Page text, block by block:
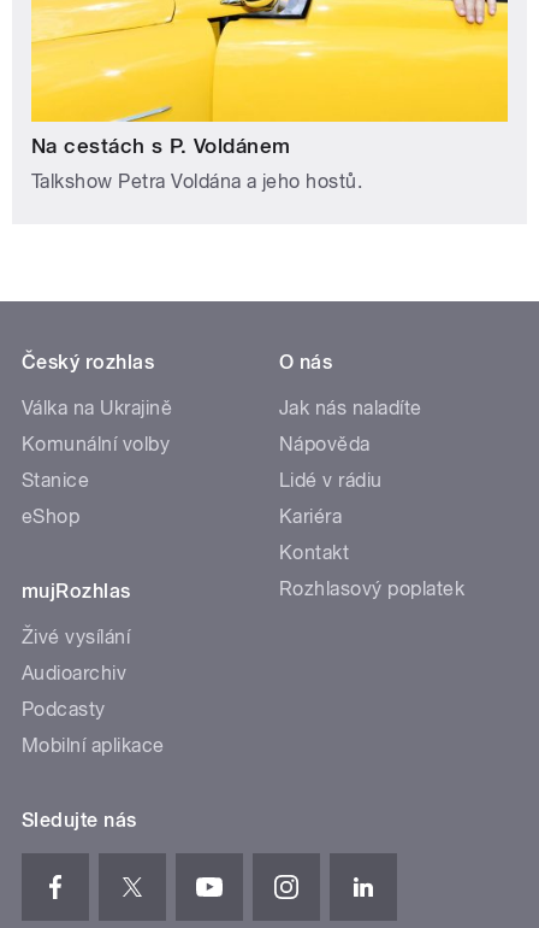
Na cestách s P. Voldánem
Talkshow Petra Voldána a jeho hostů.
Český rozhlas
Válka na Ukrajině
Komunální volby
Stanice
eShop
mujRozhlas
Živé vysílání
Audioarchiv
Podcasty
Mobilní aplikace
O nás
Jak nás naladíte
Nápověda
Lidé v rádiu
Kariéra
Kontakt
Rozhlasový poplatek
Sledujte nás